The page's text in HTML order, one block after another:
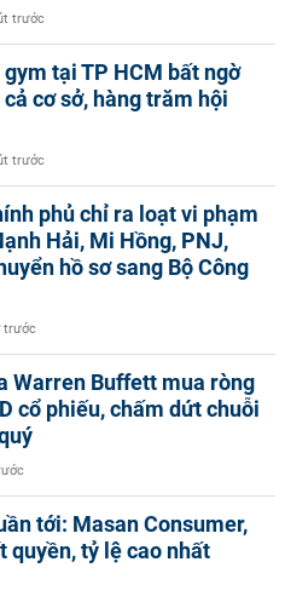
trước
tại TP HCM bất ngờ
cơ sở, hàng trăm hội
trước
phủ chỉ ra loạt vi phạm
Hải, Mi Hồng, PNJ,
hồ sơ sang Bộ Công
trước
Warren Buffett mua ròng
cổ phiếu, chấm dứt chuỗi
tới: Masan Consumer,
quyền, tỷ lệ cao nhất